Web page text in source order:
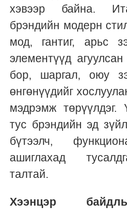
хэвээр байна.
брэндийн модерн
мод, гантиг, арьс
элементүүд
бор, шаргал, оюу
өнгөнүүдийг
мэдрэмж төрүүлдэг.
тус брэндийн эд
бүтээлч,
ашиглахад
талтай.
Хээнцэр